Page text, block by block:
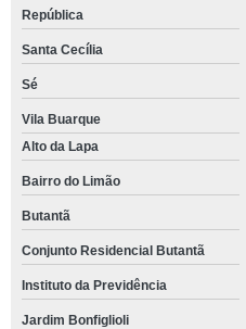
República
Santa Cecília
Sé
Vila Buarque
Alto da Lapa
Bairro do Limão
Butantã
Conjunto Residencial Butantã
Instituto da Previdência
Jardim Bonfiglioli